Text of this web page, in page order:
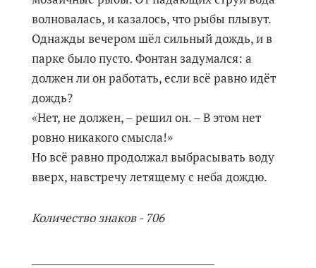
волновалась, и казалось, что рыбы плывут.
Однажды вечером шёл сильный дождь, и в
парке было пусто. Фонтан задумался: а
должен ли он работать, если всё равно идёт
дождь?
«Нет, не должен, – решил он. – В этом нет
ровно никакого смысла!»
Но всё равно продолжал выбрасывать воду
вверх, навстречу летящему с неба дождю.
Количество знаков - 706